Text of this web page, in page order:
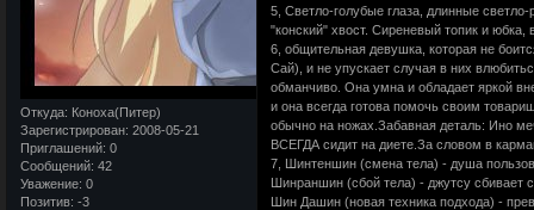
Откуда: Коноха(Питер)
Зарегистрирован: 2008-05-21
Приглашений: 0
Сообщений: 42
Уважение: 0
Позитив: -3
5, Светло-голубые глаза, длинные
"конский" хвост. Сиреневый топик и
6, общительная девушка, которая не
Сай), и не упускает случая в них
обманчиво. Она умна и обладает яркой
и она всегда готова помочь своим
обычно на ножах.Забавная деталь: Ино
ВСЕГДА сидит на диете.За словом в
7, Шинтеншин (смена тела) - душа
Шинраншин (сбой тела) - джутсу сбивает
Шин Дашин (новая техника подхода) -